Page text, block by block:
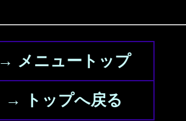
→ メニュートップ
→ トップへ戻る